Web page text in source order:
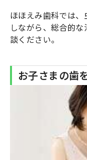
ほほえみ歯科では
しながら、総合的
談ください。
お子さまの歯